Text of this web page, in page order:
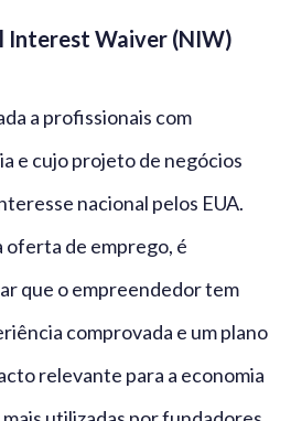
Interest Waiver (NIW)
a profissionais com
e cujo projeto de negócios
nacional pelos EUA.
oferta de emprego, é
que o empreendedor tem
comprovada e um plano
relevante para a economia